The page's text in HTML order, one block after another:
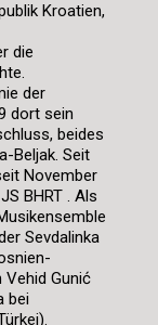
Kroatien,
die
der
dort sein
beides
Beljak. Seit
November
BHRT . Als
Sevdalinka
Gunić
bei